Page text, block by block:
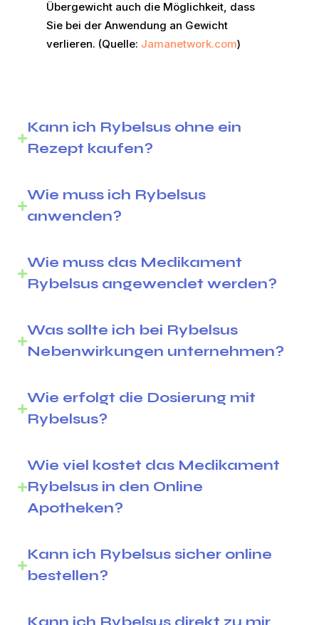
Übergewicht auch die Möglichkeit, dass
Sie bei der Anwendung an Gewicht
verlieren. (Quelle: Jamanetwork.com)
Kann ich Rybelsus ohne ein
Rezept kaufen?
Wie muss ich Rybelsus
anwenden?
Wie muss das Medikament
Rybelsus angewendet werden?
Was sollte ich bei Rybelsus
Nebenwirkungen unternehmen?
Wie erfolgt die Dosierung mit
Rybelsus?
Wie viel kostet das Medikament
Rybelsus in den Online
Apotheken?
Kann ich Rybelsus sicher online
bestellen?